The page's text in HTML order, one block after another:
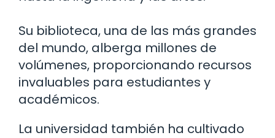
Su biblioteca, una de las más grandes
del mundo, alberga millones de
volúmenes, proporcionando recursos
invaluables para estudiantes y
académicos.
La universidad también ha cultivado